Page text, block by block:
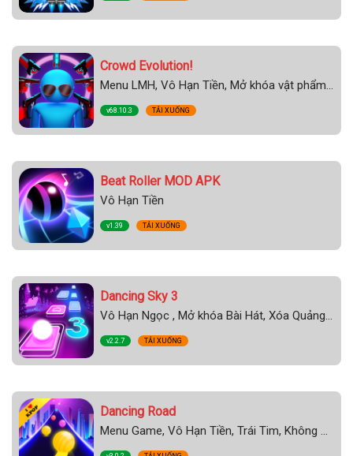
Crowd Evolution!
Menu LMH, Vô Hạn Tiền, Mở khóa vật phẩm, Xóa Ads
v68.10.3 TẢI XUỐNG
Beat Roller MOD APK
Vô Hạn Tiền
v1.39 TẢI XUỐNG
Dancing Sky 3
Vô Hạn Ngọc , Mở khóa Bài Hát, Xóa Quảng Cáo, Mua Sắm Miễn Phí
v2.2.7 TẢI XUỐNG
Dancing Road
Menu Game, Vô Hạn Tiền, Trái Tim, Không Quảng Cáo